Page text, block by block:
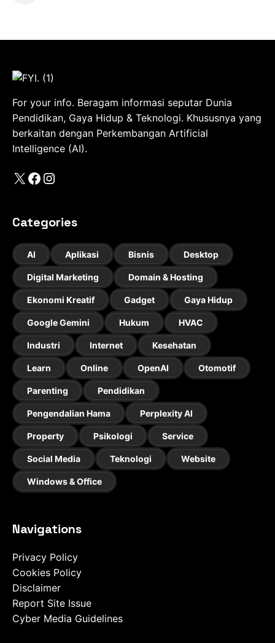
For your info. Beragam informasi seputar Dunia
Pendidikan, Gaya Hidup & Teknologi. Khususnya yang
berkaitan dengan Perkembangan Artificial
Intelligence (AI).
X Facebook
Instagram
Categories
AI Aplikasi Bisnis Desktop
Digital Marketing Domain & Hosting
Ekonomi Kreatif Gadget Gaya Hidup
Google Gemini Hukum HVAC
Industri Internet Kesehatan
Learn Online OpenAI Otomotif
Parenting Pendidikan
Pengendalian Hama Perplexity AI
Property Psikologi Service
Social Media Teknologi Website
Windows & Office
Navigations
Privacy Policy
Cookies Policy
Disclaimer
Report Site Issue
Cyber Media Guidelines